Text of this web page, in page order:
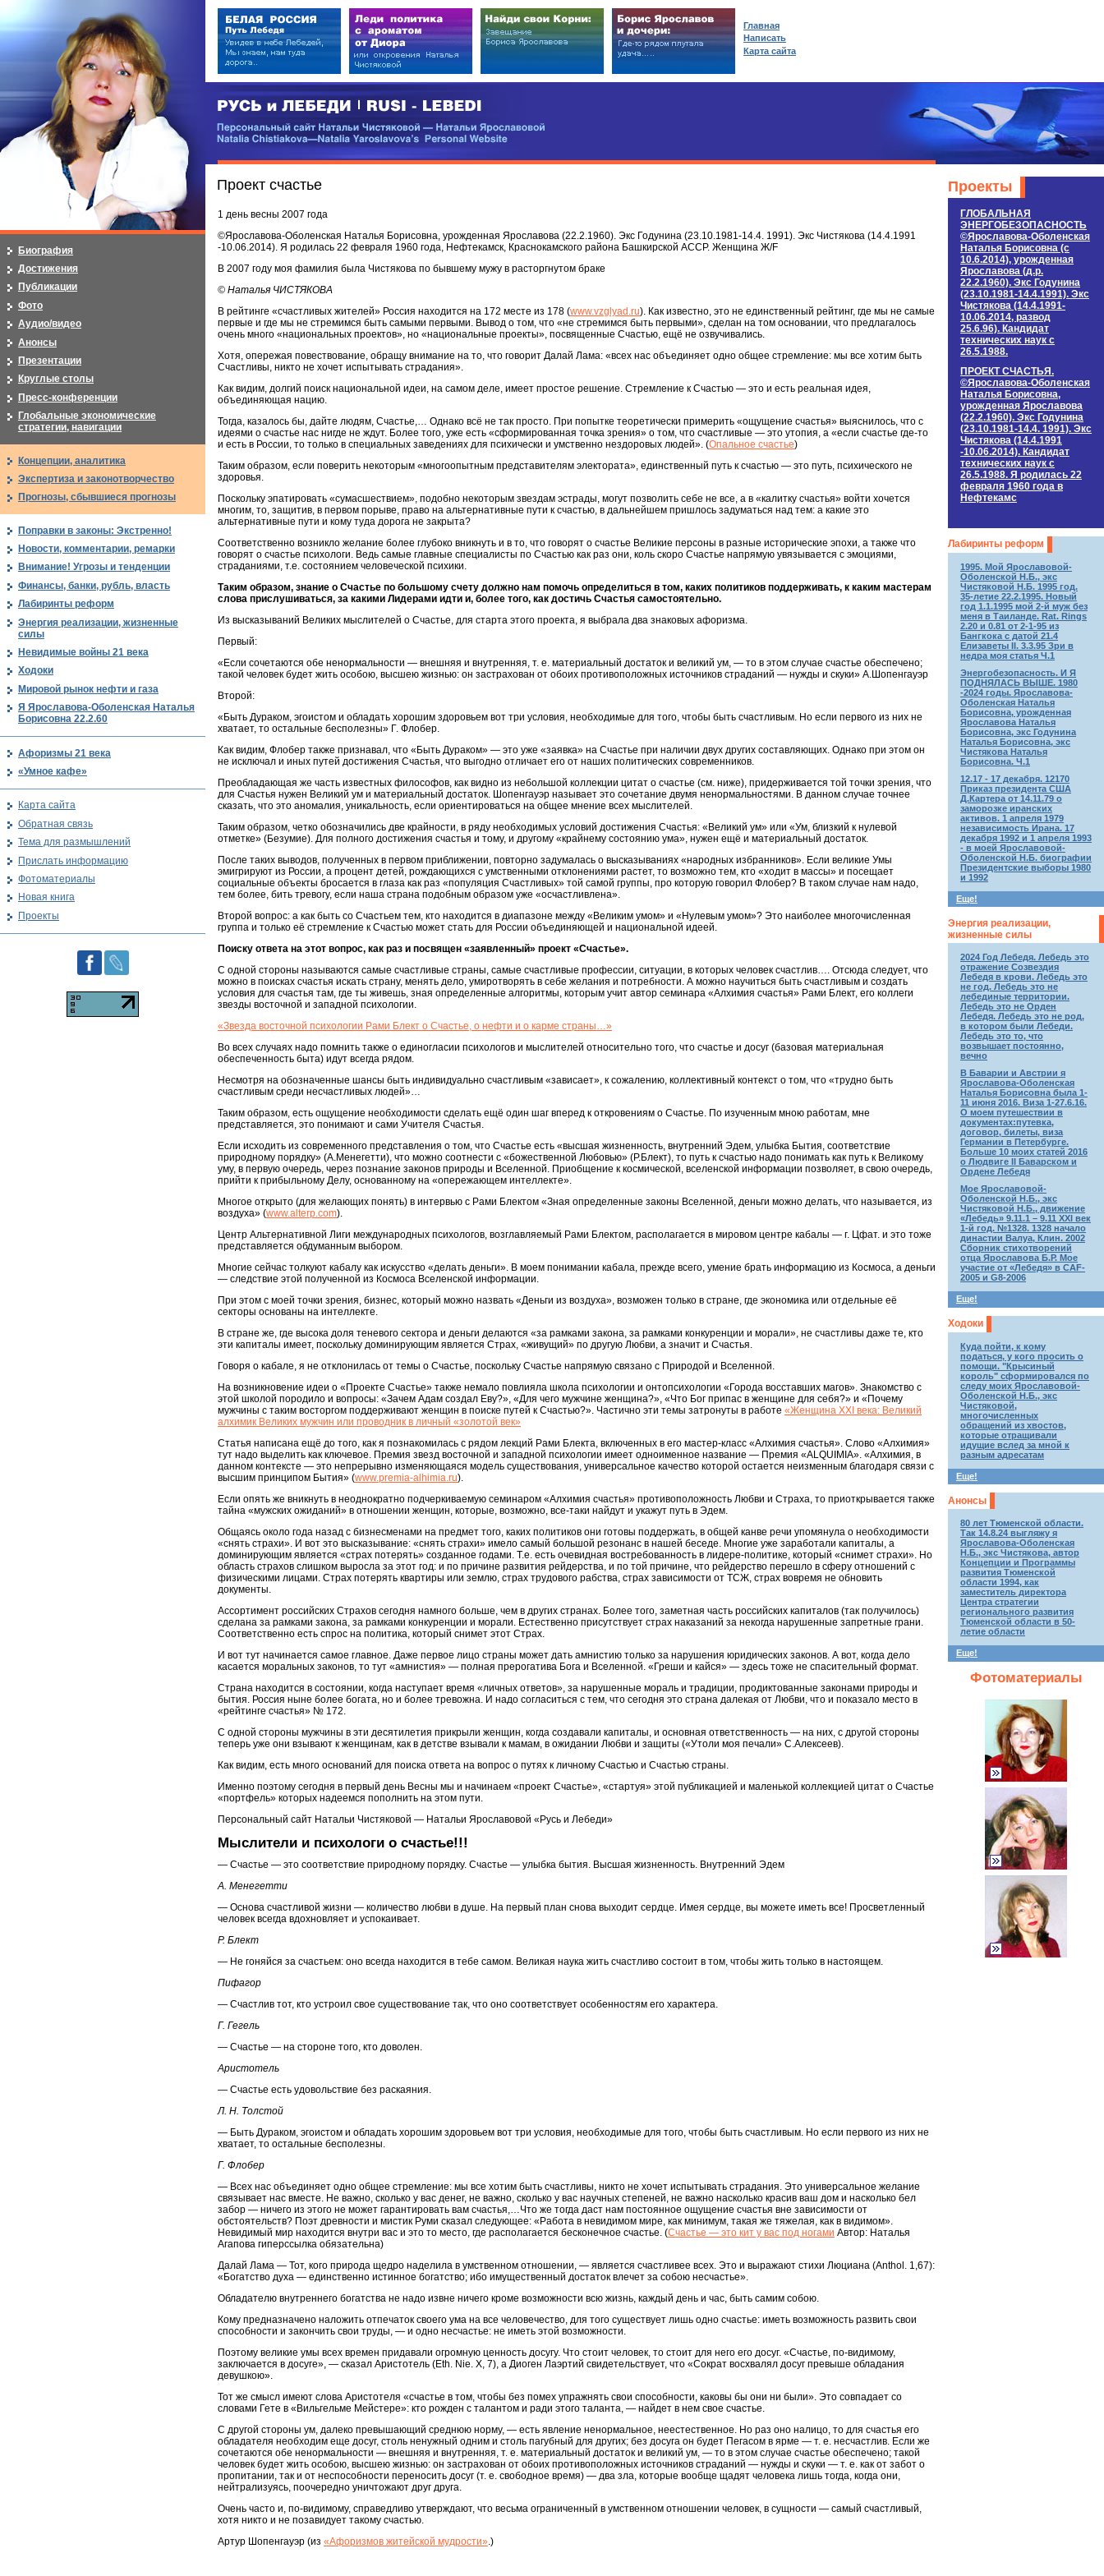
РУСЬ и ЛЕБЕДИ | RUSI — LEBEDI
Персональный сайт Натальи Чистяковой — Натальи Ярославовой
Проект счастье
1 день весны 2007 года
©Ярославова-Оболенская Наталья Борисовна, урожденная Ярославова (22.2.1960). Экс Годунина (23.10.1981-14.4. 1991). Экс Чистякова (14.4.1991
-10.06.2014). Я родилась 22 февраля 1960 года, Нефтекамск, Краснокамского района Башкирской АССР. Женщина Ж/F
В 2007 году моя фамилия была Чистякова по бывшему мужу в расторгнутом браке
© Наталья ЧИСТЯКОВА
В рейтинге «счастливых жителей» Россия находится на 172 месте из 178 (www.vzglyad.ru). Как известно, это не единственный рейтинг, где мы не самые
первые и где мы не стремимся быть самыми первыми. Вывод о том, что «не стремимся быть первыми», сделан на том основании, что предлагалось
очень много «национальных проектов», но «национальные проекты», посвященные Счастью, ещё не озвучивались.
Хотя, опережая повествование, обращу внимание на то, что говорит Далай Лама: «всех нас объединяет одно общее стремление: мы все хотим быть
Счастливы, никто не хочет испытывать страдания».
Как видим, долгий поиск национальной идеи, на самом деле, имеет простое решение. Стремление к Счастью — это и есть реальная идея,
объединяющая нацию.
Тогда, казалось бы, дайте людям, Счастье,… Однако всё не так просто. При попытке теоретически примерить «ощущение счастья» выяснилось, что с
идеями о счастье нас нигде не ждут. Более того, уже есть «сформированная точка зрения» о том, что счастливые — это утопия, а «если счастье где-то
и есть в России, то только в специальных заведениях для психически и умственно нездоровых людей». (Опальное счастье)
Таким образом, если поверить некоторым «многоопытным представителям электората», единственный путь к счастью — это путь, психического не
здоровья.
Поскольку эпатировать «сумасшествием», подобно некоторым звездам эстрады, могут позволить себе не все, а в «калитку счастья» войти хочется
многим, то, защитив, в первом порыве, право на альтернативные пути к счастью, в дальнейшем пришлось задуматься над тем: а какие это
альтернативные пути и кому туда дорога не закрыта?
Соответственно возникло желание более глубоко вникнуть и в то, что говорят о счастье Великие персоны в разные исторические эпохи, а также что
говорят о счастье психологи. Ведь самые главные специалисты по Счастью как раз они, коль скоро Счастье напрямую увязывается с эмоциями,
страданиями, т.е. состоянием человеческой психики.
Таким образом, знание о Счастье по большому счету должно нам помочь определиться в том, каких политиков поддерживать, к каким мастерам
слова прислушиваться, за какими Лидерами идти и, более того, как достичь Счастья самостоятельно.
Из высказываний Великих мыслителей о Счастье, для старта этого проекта, я выбрала два знаковых афоризма.
Первый:
«Если сочетаются обе ненормальности — внешняя и внутренняя, т. е. материальный достаток и великий ум, — то в этом случае счастье обеспечено;
такой человек будет жить особою, высшею жизнью: он застрахован от обоих противоположных источников страданий — нужды и скуки» А.Шопенгауэр
Второй:
«Быть Дураком, эгоистом и обладать хорошим здоровьем вот три условия, необходимые для того, чтобы быть счастливым. Но если первого из них не
хватает, то остальные бесполезны» Г. Флобер.
Как видим, Флобер также признавал, что «Быть Дураком» — это уже «заявка» на Счастье при наличии двух других составляющих. Однако при этом он
не исключал и иных путей достижения Счастья, что выгодно отличает его от наших политических современников.
Преобладающая же часть известных философов, как видно из небольшой коллекции цитат о счастье (см. ниже), придерживается той точки зрения, что
для Счастья нужен Великий ум и материальный достаток. Шопенгауэр называет это сочетание двумя ненормальностями. В данном случае точнее
сказать, что это аномалия, уникальность, если ориентироваться на общее мнение всех мыслителей.
Таким образом, четко обозначились две крайности, в ряду необходимых условий достижения Счастья: «Великий ум» или «Ум, близкий к нулевой
отметке» (Безумие). Для полного достижения счастья и тому, и другому «крайнему состоянию ума», нужен ещё и материальный достаток.
После таких выводов, полученных в первом приближении, повторно задумалась о высказываниях «народных избранников». Если великие Умы
эмигрируют из России, а процент детей, рождающихся с умственными отклонениями растет, то возможно тем, кто «ходит в массы» и посещает
социальные объекты бросается в глаза как раз «популяция Счастливых» той самой группы, про которую говорил Флобер? В таком случае нам надо,
тем более, бить тревогу, если наша страна подобным образом уже «осчастливлена».
Второй вопрос: а как быть со Счастьем тем, кто находится в диапазоне между «Великим умом» и «Нулевым умом»? Это наиболее многочисленная
группа и только её стремление к Счастью может стать для России объединяющей и национальной идеей.
Поиску ответа на этот вопрос, как раз и посвящен «заявленный» проект «Счастье».
С одной стороны называются самые счастливые страны, самые счастливые профессии, ситуации, в которых человек счастлив…. Отсюда следует, что
можно в поисках счастья искать страну, менять дело, умиротворять в себе желания и потребности. А можно научиться быть счастливым и создать
условия для счастья там, где ты живешь, зная определенные алгоритмы, которым учит автор семинара «Алхимия счастья» Рами Блект, его коллеги
звезды восточной и западной психологии.
«Звезда восточной психологии Рами Блект о Счастье, о нефти и о карме страны…»
Во всех случаях надо помнить также о единогласии психологов и мыслителей относительно того, что счастье и досуг (базовая материальная
обеспеченность быта) идут всегда рядом.
Несмотря на обозначенные шансы быть индивидуально счастливым «зависает», к сожалению, коллективный контекст о том, что «трудно быть
счастливым среди несчастливых людей»…
Таким образом, есть ощущение необходимости сделать ещё один шаг вперед к откровениям о Счастье. По изученным мною работам, мне
представляется, это понимают и сами Учителя Счастья.
Если исходить из современного представления о том, что Счастье есть «высшая жизненность, внутренний Эдем, улыбка Бытия, соответствие
природному порядку» (А.Менегетти), что можно соотнести с «божественной Любовью» (Р.Блект), то путь к счастью надо понимать как путь к Великому
уму, в первую очередь, через познание законов природы и Вселенной. Приобщение к космической, вселенской информации позволяет, в свою очередь,
прийти к прибыльному Делу, основанному на «опережающем интеллекте».
Многое открыто (для желающих понять) в интервью с Рами Блектом «Зная определенные законы Вселенной, деньги можно делать, что называется, из
воздуха» (www.alterp.com).
Центр Альтернативной Лиги международных психологов, возглавляемый Рами Блектом, располагается в мировом центре кабалы — г. Цфат. и это тоже
представляется обдуманным выбором.
Многие сейчас толкуют кабалу как искусство «делать деньги». В моем понимании кабала, прежде всего, умение брать информацию из Космоса, а деньги
— следствие этой полученной из Космоса Вселенской информации.
При этом с моей точки зрения, бизнес, который можно назвать «Деньги из воздуха», возможен только в стране, где экономика или отдельные её
секторы основаны на интеллекте.
В стране же, где высока доля теневого сектора и деньги делаются «за рамками закона, за рамками конкуренции и морали», не счастливы даже те, кто
эти капиталы имеет, поскольку доминирующим является Страх, «живущий» по другую Любви, а значит и Счастья.
Говоря о кабале, я не отклонилась от темы о Счастье, поскольку Счастье напрямую связано с Природой и Вселенной.
На возникновение идеи о «Проекте Счастье» также немало повлияла школа психологии и онтопсихологии «Города восставших магов». Знакомство с
этой школой породило и вопросы: «Зачем Адам создал Еву?», «Для чего мужчине женщина?», «Что Бог припас в женщине для себя?» и «Почему
мужчины с таким восторгом поддерживают женщин в поиске путей к Счастью?». Частично эти темы затронуты в работе «Женщина XXI века: Великий
алхимик Великих мужчин или проводник в личный «золотой век»
Статья написана ещё до того, как я познакомилась с рядом лекций Рами Блекта, включенных в его мастер-класс «Алхимия счастья». Слово «Алхимия»
тут надо выделить как ключевое. Премия звезд восточной и западной психологии имеет одноименное название — Премия «ALQUIMIA». «Алхимия, в
данном контексте — это непрерывно изменяющаяся модель существования, универсальное качество которой остается неизменным благодаря связи с
высшим принципом Бытия» (www.premia-alhimia.ru).
Если опять же вникнуть в неоднократно подчеркиваемую семинаром «Алхимия счастья» противоположность Любви и Страха, то приоткрывается также
тайна «мужских ожиданий» в отношении женщин, которые, возможно, все-таки найдут и укажут путь в Эдем.
Общаясь около года назад с бизнесменами на предмет того, каких политиков они готовы поддержать, в общей канве речи упомянула о необходимости
«снять страхи». И вот это высказывание: «снять страхи» имело самый большой резонанс в нашей беседе. Многие уже заработали капиталы, а
доминирующим является «страх потерять» созданное годами. Т.е. есть очевидная востребованность в лидере-политике, который «снимет страхи». Но
область страхов слишком выросла за этот год: и по причине развития рейдерства, и по той причине, что рейдерство перешло в сферу отношений с
физическими лицами. Страх потерять квартиры или землю, страх трудового рабства, страх зависимости от ТСЖ, страх вовремя не обновить
документы.
Ассортимент российских Страхов сегодня намного больше, чем в других странах. Более того, заметная часть российских капиталов (так получилось)
сделана за рамками закона, за рамками конкуренции и морали. Естественно присутствует страх наказаний за некогда нарушенные запретные грани.
Соответственно есть спрос на политика, который снимет этот Страх.
И вот тут начинается самое главное. Даже первое лицо страны может дать амнистию только за нарушения юридических законов. А вот, когда дело
касается моральных законов, то тут «амнистия» — полная прерогатива Бога и Вселенной. «Греши и кайся» — здесь тоже не спасительный формат.
Страна находится в состоянии, когда наступает время «личных ответов», за нарушенные мораль и традиции, продиктованные законами природы и
бытия. Россия ныне более богата, но и более тревожна. И надо согласиться с тем, что сегодня это страна далекая от Любви, что и показало место в
«рейтинге счастья» № 172.
С одной стороны мужчины в эти десятилетия прикрыли женщин, когда создавали капиталы, и основная ответственность — на них, с другой стороны
теперь уже они взывают к женщинам, как в детстве взывали к мамам, в ожидании Любви и защиты («Утоли моя печали» С.Алексеев).
Как видим, есть много оснований для поиска ответа на вопрос о путях к личному Счастью и Счастью страны.
Именно поэтому сегодня в первый день Весны мы и начинаем «проект Счастье», «стартуя» этой публикацией и маленькой коллекцией цитат о Счастье
«портфель» которых надеемся пополнить на этом пути.
Персональный сайт Натальи Чистяковой — Натальи Ярославовой «Русь и Лебеди»
Мыслители и психологи о счастье!!!
— Счастье — это соответствие природному порядку. Счастье — улыбка бытия. Высшая жизненность. Внутренний Эдем
А. Менегетти
— Основа счастливой жизни — количество любви в душе. На первый план снова выходит сердце. Имея сердце, вы можете иметь все! Просветленный
человек всегда вдохновляет и успокаивает.
Р. Блект
— Не гоняйся за счастьем: оно всегда находится в тебе самом. Великая наука жить счастливо состоит в том, чтобы жить только в настоящем.
Пифагор
— Счастлив тот, кто устроил свое существование так, что оно соответствует особенностям его характера.
Г. Гегель
— Счастье — на стороне того, кто доволен.
Аристотель
— Счастье есть удовольствие без раскаяния.
Л. Н. Толстой
— Быть Дураком, эгоистом и обладать хорошим здоровьем вот три условия, необходимые для того, чтобы быть счастливым. Но если первого из них не
хватает, то остальные бесполезны.
Г. Флобер
— Всех нас объединяет одно общее стремление: мы все хотим быть счастливы, никто не хочет испытывать страдания. Это универсальное желание
связывает нас вместе. Не важно, сколько у вас денег, не важно, сколько у вас научных степеней, не важно насколько красив ваш дом и насколько бел
забор — ничего из этого не может гарантировать вам счастья,…Что же тогда даст нам постоянное ощущение счастья вне зависимости от
обстоятельств? Поэт древности и мистик Руми сказал следующее: «Работа в невидимом мире, как минимум, такая же тяжелая, как в видимом».
Невидимый мир находится внутри вас и это то место, где располагается бесконечное счастье. (Счастье — это кит у вас под ногами Автор: Наталья
Агапова гиперссылка обязательна)
Далай Лама — Тот, кого природа щедро наделила в умственном отношении, — является счастливее всех. Это и выражают стихи Люциана (Anthol. 1,67):
«Богатство духа — единственно истинное богатство; ибо имущественный достаток влечет за собою несчастье».
Обладателю внутреннего богатства не надо извне ничего кроме возможности всю жизнь, каждый день и час, быть самим собою.
Кому предназначено наложить отпечаток своего ума на все человечество, для того существует лишь одно счастье: иметь возможность развить свои
способности и закончить свои труды, — и одно несчастье: не иметь этой возможности.
Поэтому великие умы всех времен придавали огромную ценность досугу. Что стоит человек, то стоит для него его досуг. «Счастье, по-видимому,
заключается в досуге», — сказал Аристотель (Eth. Nie. X, 7), а Диоген Лаэртий свидетельствует, что «Сократ восхвалял досуг превыше обладания
девушкою».
Тот же смысл имеют слова Аристотеля «счастье в том, чтобы без помех упражнять свои способности, каковы бы они ни были». Это совпадает со
словами Гете в «Вильгельме Мейстере»: кто рожден с талантом и ради этого таланта, — найдет в нем свое счастье.
С другой стороны ум, далеко превышающий среднюю норму, — есть явление ненормальное, неестественное. Но раз оно налицо, то для счастья его
обладателя необходим еще досуг, столь ненужный одним и столь пагубный для других; без досуга он будет Пегасом в ярме — т. е. несчастлив. Если же
сочетаются обе ненормальности — внешняя и внутренняя, т. е. материальный достаток и великий ум, — то в этом случае счастье обеспечено; такой
человек будет жить особою, высшею жизнью: он застрахован от обоих противоположных источников страданий — нужды и скуки — т. е. как от забот о
пропитании, так и от неспособности переносить досуг (т. е. свободное время) — два зла, которые вообще щадят человека лишь тогда, когда они,
нейтрализуясь, поочередно уничтожают друг друга.
Очень часто и, по-видимому, справедливо утверждают, что весьма ограниченный в умственном отношении человек, в сущности — самый счастливый,
хотя никто и не позавидует такому счастью.
Артур Шопенгауэр (из «Афоризмов житейской мудрости» .)
Проекты
ГЛОБАЛЬНАЯ
ЭНЕРГОБЕЗОПАСНОСТЬ
©Ярославова-Оболенская
Наталья Борисовна (c
10.6.2014), урожденная
Ярославова (д.р.
22.2.1960). Экс Годунина
(23.10.1981-14.4.1991). Экс
Чистякова (14.4.1991-
10.06.2014, развод
25.6.96). Кандидат
технических наук c
26.5.1988.
ПРОЕКТ СЧАСТЬЯ.
©Ярославова-Оболенская
Наталья Борисовна,
урожденная Ярославова
(22.2.1960). Экс Годунина
(23.10.1981-14.4. 1991). Экс
Чистякова (14.4.1991
-10.06.2014). Кандидат
технических наук c
26.5.1988. Я родилась 22
февраля 1960 года в
Нефтекамс
Лабиринты реформ
1995. Мой Ярославовой-
Оболенской Н.Б., экс
Чистяковой Н.Б. 1995 год.
35-летие 22.2.1995. Новый
год 1.1.1995 мой 2-й муж без
меня в Таиланде. Rat. Rings
2.20 и 0.81 от 2-1-95 из
Бангкока с датой 21.4
Елизаветы II. 3.3.95 Зри в
недра моя статья Ч.1
Энергобезопасность. И Я
ПОДНЯЛАСЬ ВЫШЕ. 1980
-2024 годы. Ярославова-
Оболенская Наталья
Борисовна, урожденная
Ярославова Наталья
Борисовна, экс Годунина
Наталья Борисовна, экс
Чистякова Наталья
Борисовна. Ч.1
12.17 - 17 декабря. 12170
Приказ президента США
Д.Картера от 14.11.79 о
заморозке иранских
активов. 1 апреля 1979
независимость Ирана. 17
декабря 1992 и 1 апреля 1993
- в моей Ярославовой-
Оболенской Н.Б. биографии
Президентские выборы 1980
и 1992
Еще!
Энергия реализации,
жизненные силы
2024 Год Лебедя. Лебедь это
отражение Созвездия
Лебедя в крови. Лебедь это
не год. Лебедь это не
лебединые территории.
Лебедь это не Орден
Лебедя. Лебедь это не род,
в котором были Лебеди.
Лебедь это то, что
возвышает постоянно,
вечно
В Баварии и Австрии я
Ярославова-Оболенская
Наталья Борисовна была 1-
11 июня 2016. Виза 1-27.6.16.
О моем путешествии в
документах:путевка,
договор, билеты, виза
Германии в Петербурге.
Больше 10 моих статей 2016
о Людвиге II Баварском и
Ордене Лебедя
Мое Ярославовой-
Оболенской Н.Б., экс
Чистяковой Н.Б., движение
«Лебедь» 9.11.1 – 9.11 XXI век
1-й год. №1328. 1328 начало
династии Валуа, Клин. 2002
Сборник стихотворений
отца Ярославова Б.Р. Мое
участие от «Лебедя» в CAF-
2005 и G8-2006
Еще!
Ходоки
Куда пойти, к кому
податься, у кого просить о
помощи. "Крысиный
король" сформировался по
следу моих Ярославовой-
Оболенской Н.Б., экс
Чистяковой,
многочисленных
обращений из хвостов,
которые отращивали
идущие вслед за мной к
разным адресатам
Еще!
Анонсы
80 лет Тюменской области.
Так 14.8.24 выгляжу я
Ярославова-Оболенская
Н.Б., экс Чистякова, автор
Концепции и Программы
развития Тюменской
области 1994, как
заместитель директора
Центра стратегии
регионального развития
Тюменской области в 50-
летие области
Еще!
Фотоматериалы
Биография
Достижения
Публикации
Фото
Аудио/видео
Анонсы
Презентации
Круглые столы
Пресс-конференции
Глобальные экономические
стратегии, навигации
Концепции, аналитика
Экспертиза и законотворчество
Прогнозы, сбывшиеся прогнозы
Поправки в законы: Экстренно!
Новости, комментарии, ремарки
Внимание! Угрозы и тенденции
Финансы, банки, рубль, власть
Лабиринты реформ
Энергия реализации, жизненные
силы
Невидимые войны 21 века
Ходоки
Мировой рынок нефти и газа
Я Ярославова-Оболенская Наталья
Борисовна 22.2.60
Афоризмы 21 века
«Умное кафе»
Карта сайта
Обратная связь
Тема для размышлений
Прислать информацию
Фотоматериалы
Новая книга
Проекты
Главная
Написать
Карта сайта